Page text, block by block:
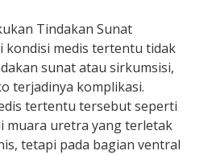
Tindakan Sunat
kondisi medis tertentu tidak
sunat atau sirkumsisi,
terjadinya komplikasi.
tertentu tersebut seperti
muara uretra yang terletak
tetapi pada bagian ventral